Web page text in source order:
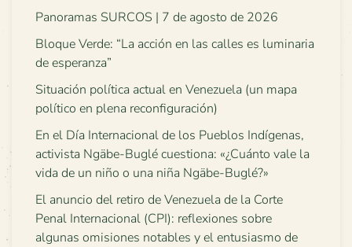
Panoramas SURCOS | 7 de agosto de 2026
Bloque Verde: “La acción en las calles es luminaria
de esperanza”
Situación política actual en Venezuela (un mapa
político en plena reconfiguración)
En el Día Internacional de los Pueblos Indígenas,
activista Ngäbe-Buglé cuestiona: «¿Cuánto vale la
vida de un niño o una niña Ngäbe-Buglé?»
El anuncio del retiro de Venezuela de la Corte
Penal Internacional (CPI): reflexiones sobre
algunas omisiones notables y el entusiasmo de